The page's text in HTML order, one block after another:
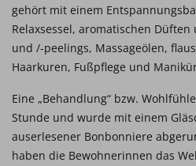
gehört mit einem
Relaxsessel, aromatischen
und /-peelings, Massageölen,
Haarkuren, Fußpflege und
Eine „Behandlung“ bzw.
Stunde und wurde mit einem
auserlesener Bonbonniere
haben die Bewohnerinnen das